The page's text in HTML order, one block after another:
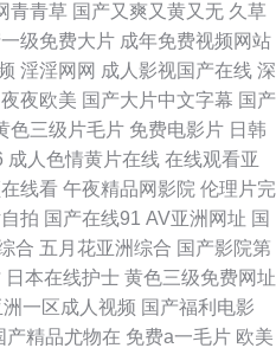
精品 日韩影院 91性情 欧美视频干 91
成人国产精品视频 三级视频网址 97超
线观看 殴美色图3 日韩av第三页 老司
欧美wwwsss 91久久精品视频 狼人色
久久 久久午夜精品 91破处在线观看
免费视频 91精品视频免费 九九成人视
青青草 国产又爽又黄又无 久草
级免费大片 成年免费视频网站
淫淫网网 成人影视国产在线 深
夜夜欧美 国产大片中文字幕 国产
色三级片毛片 免费电影片 日韩
成人色情黄片在线 在线观看亚
线看 午夜精品网影院 伦理片完
拍 国产在线91 AV亚洲网址 国
合 五月花亚洲综合 国产影院第
日本在线护士 黄色三级免费网址
洲一区成人视频 国产福利电影
产精品尤物在 免费a一毛片 欧美